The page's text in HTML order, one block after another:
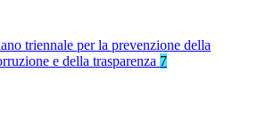
triennale per la prevenzione della
e della trasparenza 7